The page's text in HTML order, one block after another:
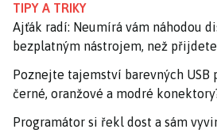
TIPY A TRIKY
Ajťák radí: Neumírá vám náhodou
bezplatným nástrojem, než
Poznejte tajemství barevných USB
černé, oranžové a modré
Programátor si řekl dost a sám